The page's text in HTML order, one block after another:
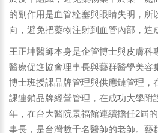
的副作用是血管栓塞與眼睛失明，所
向，避免把藥物注射到血管內部，造
王正坤醫師本身是企管博士與皮膚科
醫療促進協會理事長與藝群醫學美容
博士班授課品牌管理與供應鏈管理，
課連鎖品牌經營管理，在成功大學附
年，在台大醫院景福館連續擔任2屆
事長，是台灣數千名醫師的老師。藝